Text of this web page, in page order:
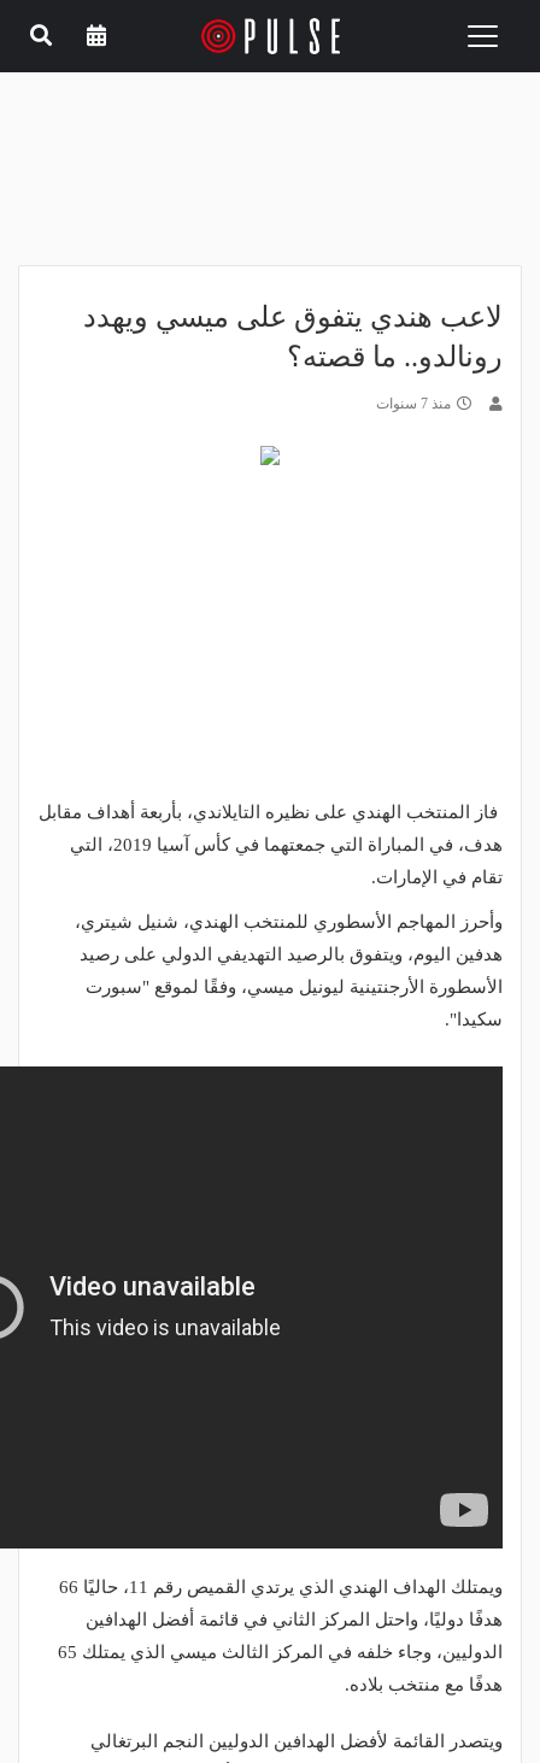
Toggle
لاعب هندي يتفوق على ميسي ويهدد
رونالدو.. ما قصته؟
منذ 7 سنوات
فاز المنتخب الهندي على نظيره التايلاندي، بأربعة أهداف مقابل
هدف، في المباراة التي جمعتهما في كأس آسيا 2019، التي
تقام في الإمارات.
وأحرز المهاجم الأسطوري للمنتخب الهندي، شنيل شيتري،
هدفين اليوم، ويتفوق بالرصيد التهديفي الدولي على رصيد
الأسطورة الأرجنتينية ليونيل ميسي، وفقًا لموقع "سبورت
سكيدا".
ويمتلك الهداف الهندي الذي يرتدي القميص رقم 11، حاليًا 66
هدفًا دوليًا، واحتل المركز الثاني في قائمة أفضل الهدافين
الدوليين، وجاء خلفه في المركز الثالث ميسي الذي يمتلك 65
هدفًا مع منتخب بلاده.
ويتصدر القائمة لأفضل الهدافين الدوليين النجم البرتغالي